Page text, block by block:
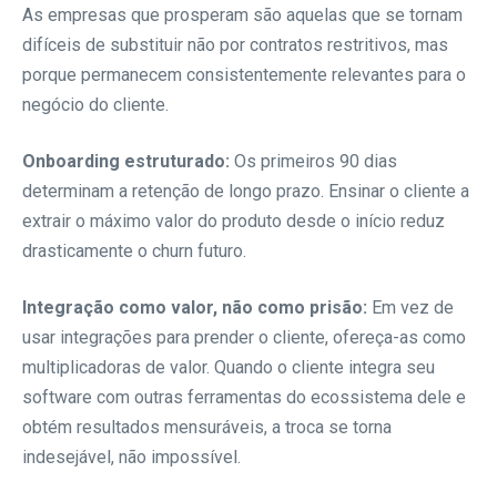
As empresas que prosperam são aquelas que se tornam
difíceis de substituir não por contratos restritivos, mas
porque permanecem consistentemente relevantes para o
negócio do cliente.
Onboarding estruturado: Os primeiros 90 dias
determinam a retenção de longo prazo. Ensinar o cliente a
extrair o máximo valor do produto desde o início reduz
drasticamente o churn futuro.
Integração como valor, não como prisão: Em vez de
usar integrações para prender o cliente, ofereça-as como
multiplicadoras de valor. Quando o cliente integra seu
software com outras ferramentas do ecossistema dele e
obtém resultados mensuráveis, a troca se torna
indesejável, não impossível.